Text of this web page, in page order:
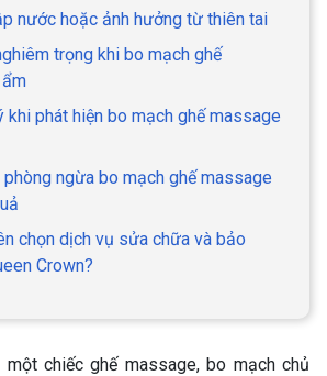
nước hoặc ảnh hưởng từ thiên tai
trọng khi bo mạch ghế
khi phát hiện bo mạch ghế massage
phòng ngừa bo mạch ghế massage
chọn dịch vụ sửa chữa và bảo
Crown?
một chiếc ghế massage, bo mạch chủ